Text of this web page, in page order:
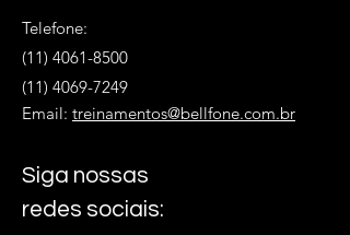
Telefone:
(11) 4061-8500
(11) 4069-7249
Email: treinamentos@bellfone.com.br
Siga nossas
redes sociais: